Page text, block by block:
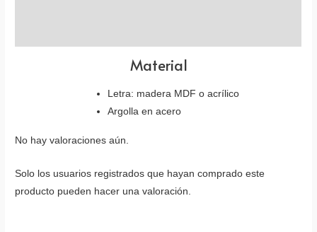
Material
Letra: madera MDF o acrílico
Argolla en acero
No hay valoraciones aún.
Solo los usuarios registrados que hayan comprado este
producto pueden hacer una valoración.